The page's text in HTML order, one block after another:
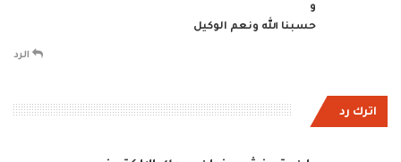
و
حسبنا الله ونعم الوكيل
الرد
اترك رد